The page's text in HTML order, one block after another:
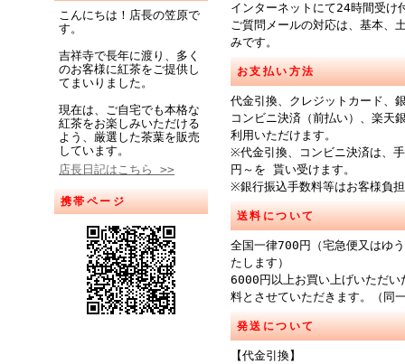
こんにちは！店長の笠原で
す。
吉祥寺で長年に渡り、多く
のお客様に紅茶をご提供し
てまいりました。
現在は、ご自宅でも本格な
紅茶をお楽しみいただける
よう、厳選した茶葉を販売
しています。
店長日記はこちら >>
携帯ページ
インターネットにて24時間受け
ご質問メールの対応は、基本、
みです。
お支払い方法
代金引換、クレジットカード、
コンビニ決済（前払い）、楽天
利用いただけます。
※代金引換、コンビニ決済は、
円～を 貰い受けます。
※銀行振込手数料等はお客様負
送料について
全国一律700円（宅急便又はゆ
たします）
6000円以上お買い上げいただい
料とさせていただきます。（同
発送について
【代金引換】